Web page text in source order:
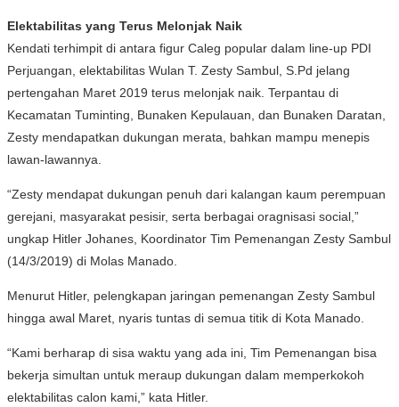
Elektabilitas yang Terus Melonjak Naik
Kendati terhimpit di antara figur Caleg popular dalam line-up PDI
Perjuangan, elektabilitas Wulan T. Zesty Sambul, S.Pd jelang
pertengahan Maret 2019 terus melonjak naik. Terpantau di
Kecamatan Tuminting, Bunaken Kepulauan, dan Bunaken Daratan,
Zesty mendapatkan dukungan merata, bahkan mampu menepis
lawan-lawannya.
“Zesty mendapat dukungan penuh dari kalangan kaum perempuan
gerejani, masyarakat pesisir, serta berbagai oragnisasi social,”
ungkap Hitler Johanes, Koordinator Tim Pemenangan Zesty Sambul
(14/3/2019) di Molas Manado.
Menurut Hitler, pelengkapan jaringan pemenangan Zesty Sambul
hingga awal Maret, nyaris tuntas di semua titik di Kota Manado.
“Kami berharap di sisa waktu yang ada ini, Tim Pemenangan bisa
bekerja simultan untuk meraup dukungan dalam memperkokoh
elektabilitas calon kami,” kata Hitler.